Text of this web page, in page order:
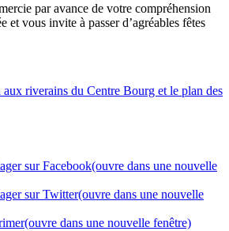
par avance de votre compréhension
et vous invite à passer d’agréables fêtes
riverains du Centre Bourg et le plan des
sur Facebook(ouvre dans une nouvelle
sur Twitter(ouvre dans une nouvelle
dans une nouvelle fenêtre)